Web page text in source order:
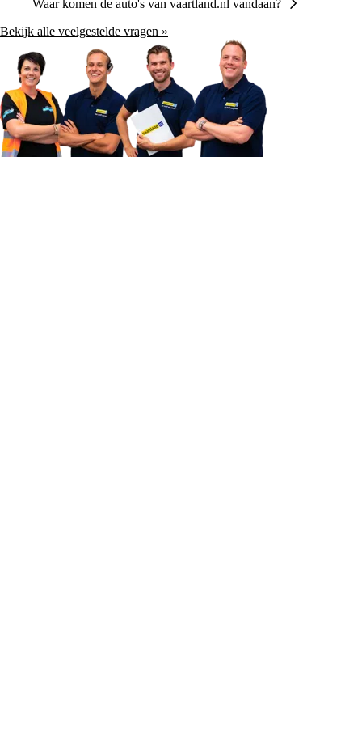
Waar komen de auto's van vaartland.nl vandaan?
Bekijk alle veelgestelde vragen »